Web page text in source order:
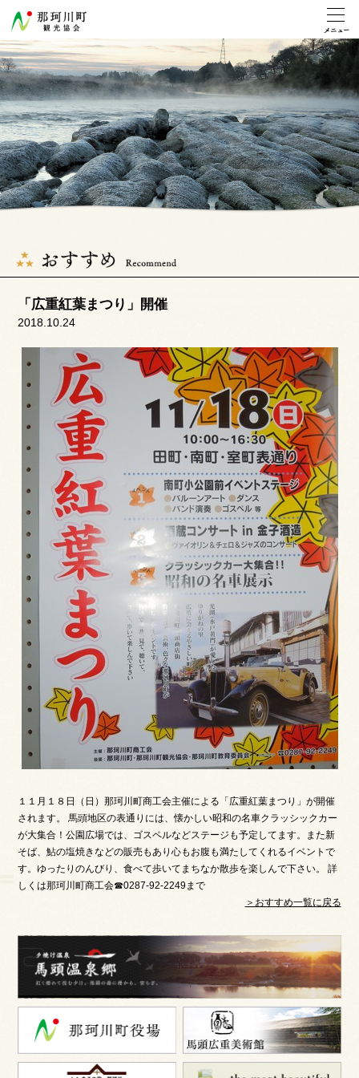
「広重紅葉まつり」開催
2018.10.24
１１月１８日（日）那珂川町商工会主催による「広重紅葉まつり」が開催
されます。 馬頭地区の表通りには、懐かしい昭和の名車クラッシックカー
が大集合！公園広場では、ゴスペルなどステージも予定してます。また新
そば、鮎の塩焼きなどの販売もあり心もお腹も満たしてくれるイベントで
す。ゆったりのんびり、食べて歩いてまちなか散歩を楽しんで下さい。 詳
しくは那珂川町商工会☎0287-92-2249まで
＞おすすめ一覧に戻る